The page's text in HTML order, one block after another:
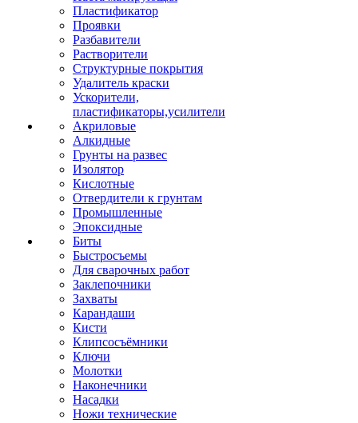
Пластификатор
Проявки
Разбавители
Растворители
Структурные покрытия
Удалитель краски
Ускорители,
пластификаторы,усилители
Акриловые
Алкидные
Грунты на развес
Изолятор
Кислотные
Отвердители к грунтам
Промышленные
Эпоксидные
Биты
Быстросъемы
Для сварочных работ
Заклепочники
Захваты
Карандаши
Кисти
Клипсосъёмники
Ключи
Молотки
Наконечники
Насадки
Ножи технические